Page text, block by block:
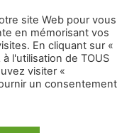
.
site Web pour vous
en mémorisant vos
En cliquant sur «
l'utilisation de TOUS
visiter «
un consentement